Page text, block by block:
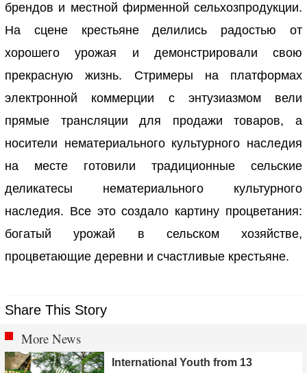
брендов и местной фирменной сельхозпродукции.
На сцене крестьяне делились радостью от
хорошего урожая и демонстрировали свою
прекрасную жизнь. Стримеры на платформах
электронной коммерции с энтузиазмом вели
прямые трансляции для продажи товаров, а
носители нематериального культурного наследия
на месте готовили традиционные сельские
деликатесы нематериального культурного
наследия. Все это создало картину процветания:
богатый урожай в сельском хозяйстве,
процветающие деревни и счастливые крестьяне.
Share This Story
More News
International Youth from 13